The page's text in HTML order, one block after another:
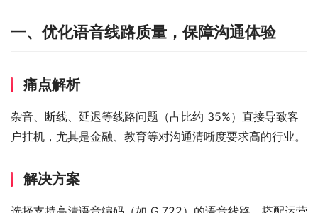
一、优化语音线路质量，保障沟通体验
痛点解析
杂音、断线、延迟等线路问题（占比约 35%）直接导致客
户挂机，尤其是金融、教育等对沟通清晰度要求高的行业。
解决方案